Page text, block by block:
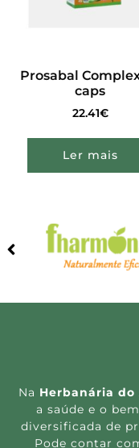
Prosabal
caps
22.41€
Ler mais
Na Herbanária
a saúde e o
diversificada de
Pode contar